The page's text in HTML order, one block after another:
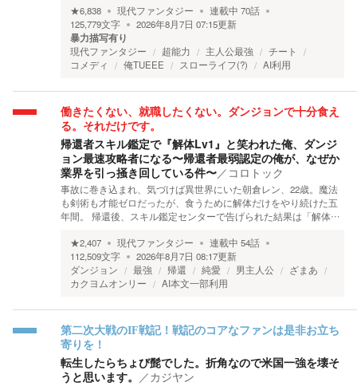
★6,838 現代ファンタジー 連載中 70話
125,779文字 2026年8月7日 07:15更新
暴力描写有り
現代ファンタジー 超能力 主人公最強
チート
コメディ
俺TUEEE スローライフ(?) AI利用
働きたくない、就職したくない。ダンジョンで十分食え
る。それだけです。
帰還者スキル鑑定で『解体Lv1』と笑われた俺、ダンジ
ョン最速攻略者になる〜帰還者最弱認定の俺が、なぜか
業界を引っ掻き回している件〜／ コロトック
事故に巻き込まれ、気づけば異世界にいた朝倉レン、22歳。魔法
も剣術も才能ゼロだったが、食うために解体だけをやり続けた五
年間。 帰還後、スキル鑑定センターで告げられた結果は「解体…
★2,407 現代ファンタジー 連載中 54話
112,509文字 2026年8月7日 08:17更新
ダンジョン
最強 帰還 純愛 男主人公
ざまあ
カクヨムオンリー
AI本文一部利用
第二次大戦のIF戦記！戦記のコアなファンは是非お立ち
寄りを！
転生したらちょび髭でした。折角なので米国一強を壊そ
うと思います。 ／カジヤン